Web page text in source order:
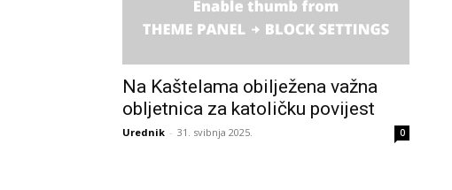
Na Kaštelama obilježena važna
obljetnica za katoličku povijest
Urednik - 31. svibnja 2025. 0